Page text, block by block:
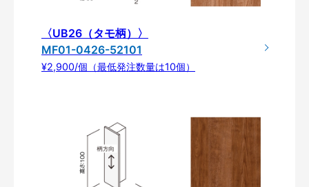
〈UB26（タモ柄）〉
MF01-0426-52101
¥2,900/個（最低発注数量は10個）